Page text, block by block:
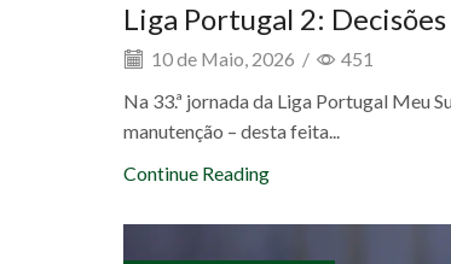
Liga Portugal 2:
10 de Maio, 2026 /
451
Na 33.ª jornada da Liga Portugal Meu
manutenção – desta feita...
Continue Reading